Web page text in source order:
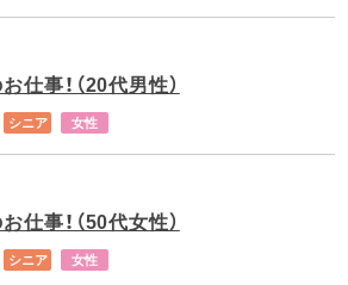
仕事！（20代男性）
シニア 女性
仕事！（50代女性）
シニア 女性